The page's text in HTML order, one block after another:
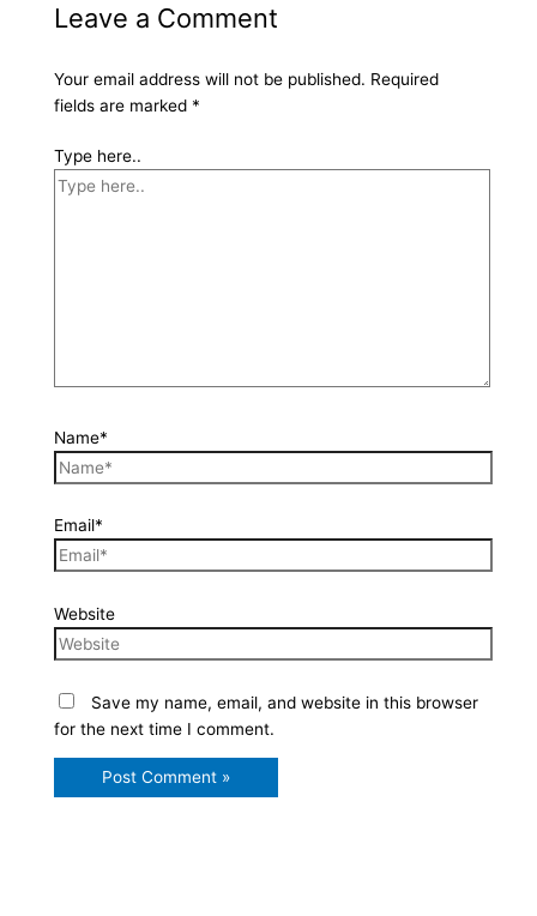
Leave a Comment
Your email address will not be published. Required
fields are marked *
Type here..
Name*
Email*
Website
Save my name, email, and website in this browser
for the next time I comment.